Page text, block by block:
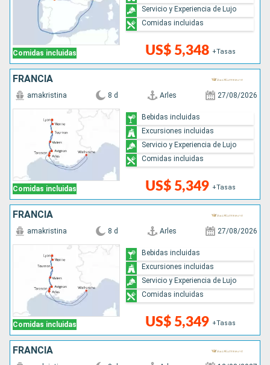
Comidas incluidas US$ 5,348 +Tasas
Servicio y Experiencia de Lujo
Comidas incluidas
FRANCIA
Comidas incluidas
amakristina 8 d Arles 27/08/2026
US$ 5,349 +Tasas
Bebidas incluidas
Excursiones incluidas
Servicio y Experiencia de Lujo
Comidas incluidas
FRANCIA
Comidas incluidas
amakristina 8 d Arles 27/08/2026
US$ 5,349 +Tasas
Bebidas incluidas
Excursiones incluidas
Servicio y Experiencia de Lujo
Comidas incluidas
FRANCIA